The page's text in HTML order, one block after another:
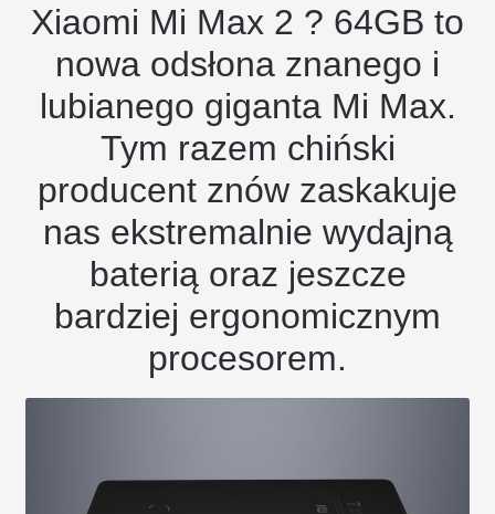
Xiaomi Mi Max 2 ? 64GB to
nowa odsłona znanego i
lubianego giganta Mi Max.
Tym razem chiński
producent znów zaskakuje
nas ekstremalnie wydajną
baterią oraz jeszcze
bardziej ergonomicznym
procesorem.